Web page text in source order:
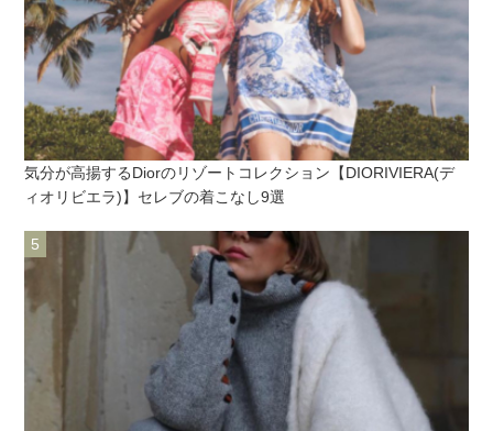
気分が高揚するDiorのリゾートコレクション【DIORIVIERA(デ
ィオリビエラ)】セレブの着こなし9選